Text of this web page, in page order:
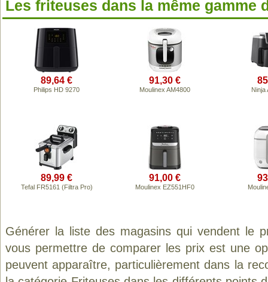
Les friteuses dans la même gamme
89,64 €
Philips HD 9270
91,30 €
Moulinex AM4800 Ninja
89,99 €
Tefal FR5161 (Filtra Pro)
91,00 €
Moulinex EZ551HF0
Générer la liste des magasins qui vendent le
vous permettre de comparer les prix est une
peuvent apparaître, particulièrement dans la